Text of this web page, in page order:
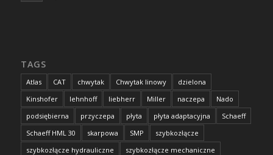
TAGS
Atlas CAT chwytak Chwytak linowy
dzielona
Kinshofer
lehnhoff liebherr Miller naczepa
Nado
podsiębierna
przyczepa płyta płyta adaptacyjna
Schaeff
Schaeff HML 30
skarpowa SMP
szybkozłącze
szybkozłącze hydrauliczne
szybkozłącze mechaniczne